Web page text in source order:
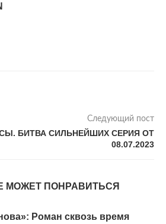
Следующий пост
БИТВА СИЛЬНЕЙШИХ СЕРИЯ ОТ
08.07.2023
МОЖЕТ ПОНРАВИТЬСЯ
Роман сквозь время